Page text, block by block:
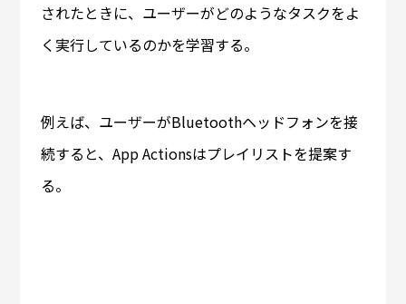
されたときに、ユーザーがどのようなタスクをよ
く実行しているのかを学習する。
例えば、ユーザーがBluetoothヘッドフォンを接
続すると、App Actionsはプレイリストを提案す
る。